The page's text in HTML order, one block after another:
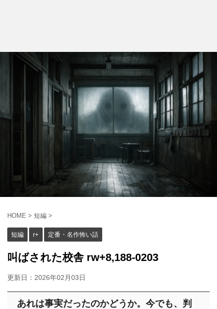
HOME > 短編 >
短編 r+ 定番・名作怖い話
叫ばされた校舎 rw+8,188-0203
更新日： 2026年02月03日
あれは事実だったのかどうか。今でも、判